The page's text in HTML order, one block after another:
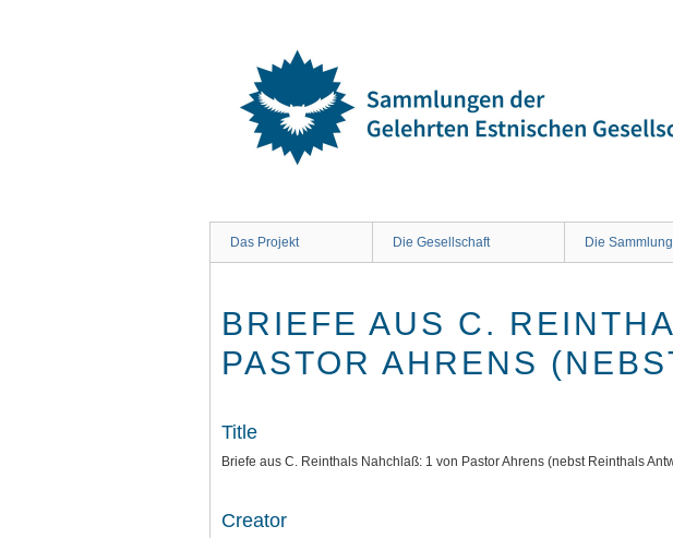
Das Projekt Die Gesellschaft Die
BRIEFE AUS C.
ASTOR AHRENS
Title
Briefe aus C. Reinthals Nahchlaß: 1 von Pastor Ahrens (nebst Reinthals
Creator